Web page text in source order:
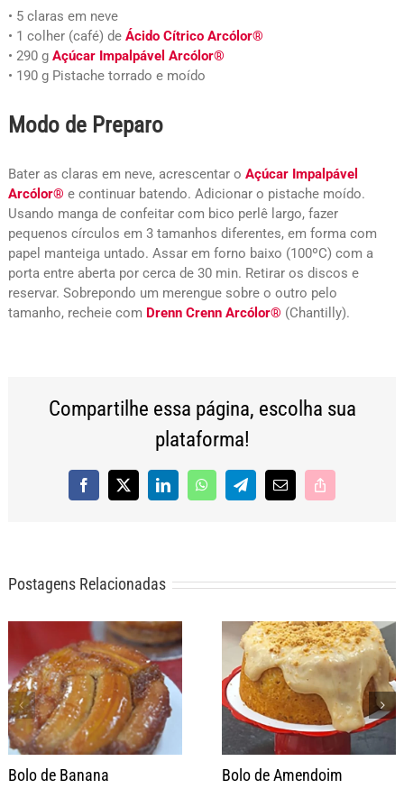
• 5 claras em neve
• 1 colher (café) de Ácido Cítrico Arcólor®
• 290 g Açúcar Impalpável Arcólor®
• 190 g Pistache torrado e moído
Modo de Preparo
Bater as claras em neve, acrescentar o Açúcar Impalpável
Arcólor® e continuar batendo. Adicionar o pistache moído.
Usando manga de confeitar com bico perlê largo, fazer
pequenos círculos em 3 tamanhos diferentes, em forma com
papel manteiga untado. Assar em forno baixo (100ºC) com a
porta entre aberta por cerca de 30 min. Retirar os discos e
reservar. Sobrepondo um merengue sobre o outro pelo
tamanho, recheie com Drenn Crenn Arcólor® (Chantilly).
Compartilhe essa página, escolha sua
plataforma!
Facebook
X LinkedInWhatsAppTelegram
E-
Copy
Postagens Relacionadas
Bolo de Banana Bolo de Amendoim